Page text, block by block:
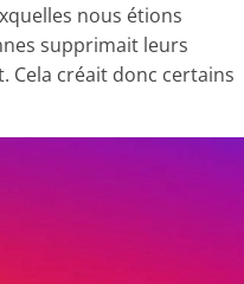
nous étions
supprimait leurs
Cela créait donc certains